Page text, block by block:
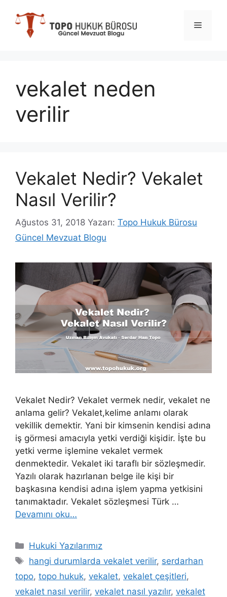
Menü
vekalet neden
verilir
Vekalet Nedir? Vekalet
Nasıl Verilir?
Ağustos 31, 2018 Yazarı: Topo Hukuk Bürosu
Güncel Mevzuat Blogu
Vekalet Nedir? Vekalet vermek nedir, vekalet ne
anlama gelir? Vekalet,kelime anlamı olarak
vekillik demektir. Yani bir kimsenin kendisi adına
iş görmesi amacıyla yetki verdiği kişidir. İşte bu
yetki verme işlemine vekalet vermek
denmektedir. Vekalet iki taraflı bir sözleşmedir.
Yazılı olarak hazırlanan belge ile kişi bir
başkasına kendisi adına işlem yapma yetkisini
tanımaktadır. Vekalet sözleşmesi Türk …
Devamını oku…
Kategoriler
Hukuki Yazılarımız
Etiketler
hangi durumlarda vekalet verilir, serdarhan
topo, topo hukuk, vekalet, vekalet çeşitleri,
vekalet nasıl verilir, vekalet nasıl yazılır, vekalet